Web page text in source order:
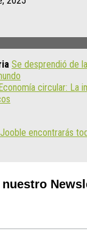
Se desprendió de
circular: La
encontrarás